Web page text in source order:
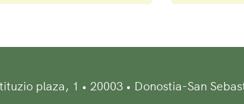
plaza, 1 • 20003 • Donostia-San